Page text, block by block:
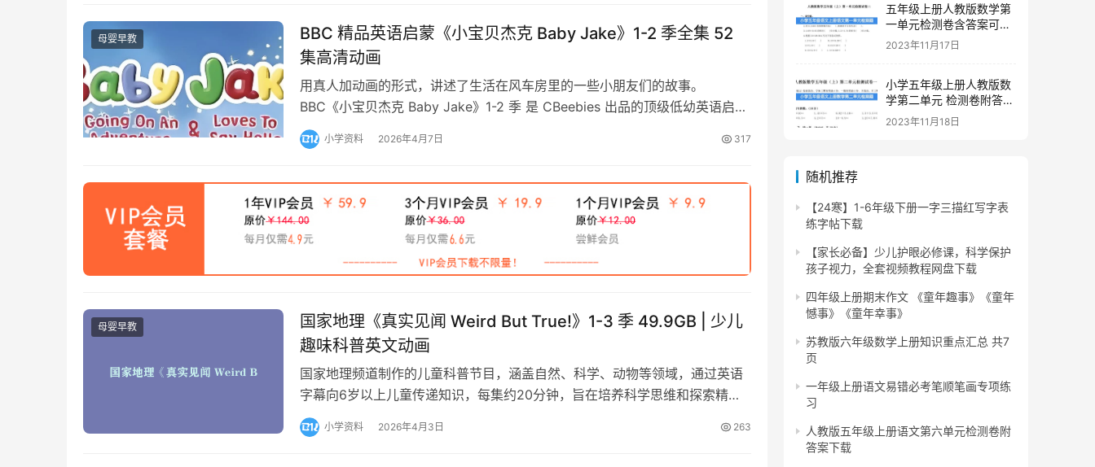
母婴早教
BBC 精品英语启蒙《小宝贝杰克 Baby Jake》1-2 季全集 52
集高清动画
用真人加动画的形式，讲述了生活在风车房里的一些小朋友们的故事。
BBC《小宝贝杰克 Baby Jake》1-2 季 是 CBeebies 出品的顶级低幼英语启蒙
动画，全套共 52 集…
小学资料 2026年4月7日 317
母婴早教
国家地理《真实见闻 Weird But True!》1-3 季 49.9GB | 少儿
趣味科普英文动画
国家地理频道制作的儿童科普节目，涵盖自然、科学、动物等领域，通过英语
字幕向6岁以上儿童传递知识，每集约20分钟，旨在培养科学思维和探索精
神。&#8204; 《国家地理真实见…
小学资料 2026年4月3日 263
五年级上册人教版数学第
一单元检测卷含答案可下
载打印
2023年11月17日
小学五年级上册人教版数
学第二单元 检测卷附答案
下载
2023年11月18日
随机推荐
【24寒】1-6年级下册一字三描红写字表
练字帖下载
【家长必备】少儿护眼必修课，科学保护
孩子视力，全套视频教程网盘下载
四年级上册期末作文 《童年趣事》《童年
憾事》《童年幸事》
苏教版六年级数学上册知识重点汇总 共7
页
一年级上册语文易错必考笔顺笔画专项练
习
人教版五年级上册语文第六单元检测卷附
答案下载